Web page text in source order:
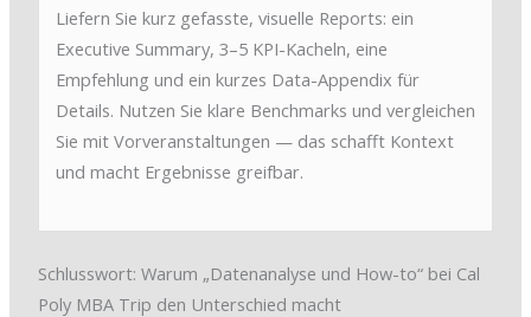
Liefern Sie kurz gefasste, visuelle Reports: ein
Executive Summary, 3–5 KPI-Kacheln, eine
Empfehlung und ein kurzes Data-Appendix für
Details. Nutzen Sie klare Benchmarks und vergleichen
Sie mit Vorveranstaltungen — das schafft Kontext
und macht Ergebnisse greifbar.
Schlusswort: Warum „Datenanalyse und How-to“ bei Cal
Poly MBA Trip den Unterschied macht